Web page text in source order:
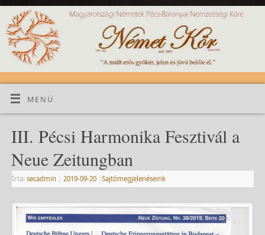
MENÜ
III. Pécsi Harmonika Fesztivál a
Neue Zeitungban
Írta: secadmin 2019-09-20 Sajtómegjelenéseink